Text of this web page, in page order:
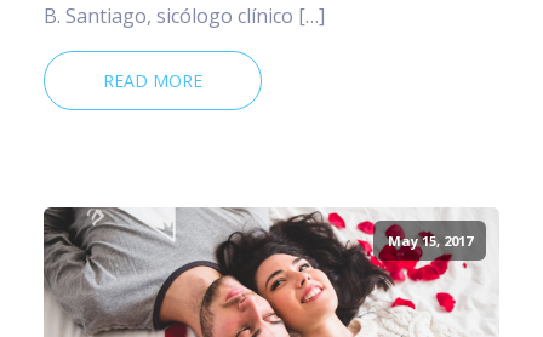
B. Santiago, sicólogo clínico […]
READ MORE
May 15, 2017